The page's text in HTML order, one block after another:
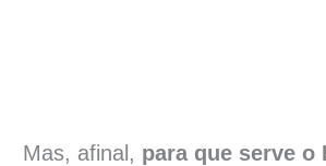
Mas, afinal, para que serve o